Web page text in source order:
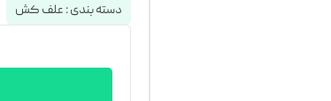
دسته بندی : علف کش